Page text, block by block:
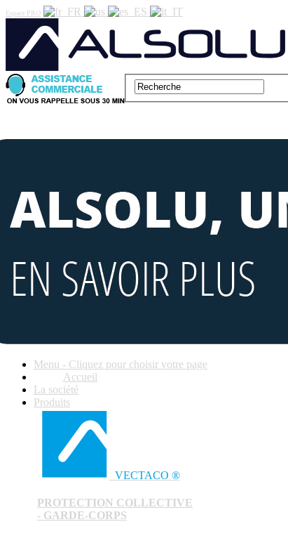
Espace PRO
Menu - Cliquez pour choisir votre page
Accueil
La société
Produits
VECTACO ®
PROTECTION COLLECTIVE
- GARDE-CORPS